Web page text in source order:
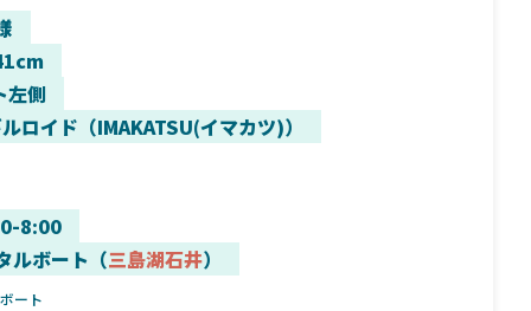
左側
ロイド（IMAKATSU(イマカツ)）
8:00
ルボート（三島湖石井）
ート